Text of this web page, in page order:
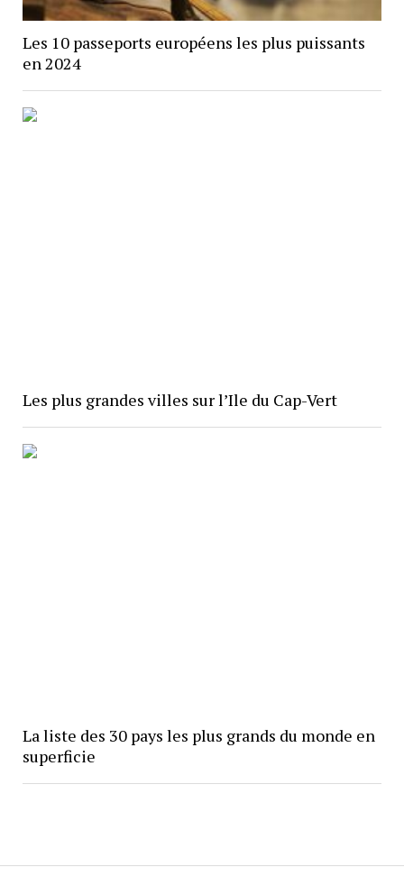
Les 10 passeports européens les plus puissants
en 2024
Les plus grandes villes sur l’Ile du Cap-Vert
La liste des 30 pays les plus grands du monde en
superficie